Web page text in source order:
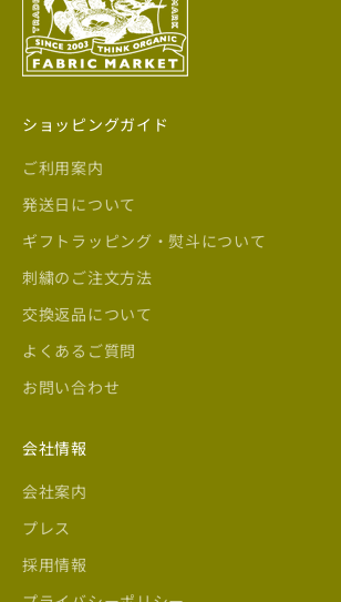
ショッピングガイド
ご利用案内
発送日について
ギフトラッピング・熨斗について
刺繍のご注文方法
交換返品について
よくあるご質問
お問い合わせ
会社情報
会社案内
プレス
採用情報